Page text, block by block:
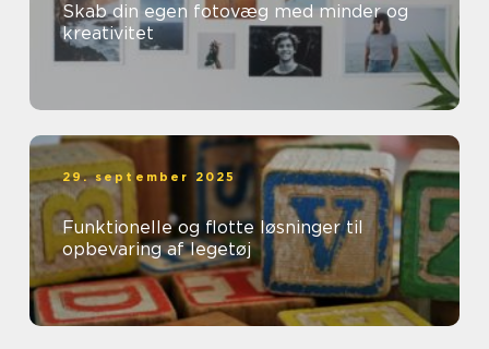
Skab din egen fotovæg med minder og
kreativitet
29. september 2025
Funktionelle og flotte løsninger til
opbevaring af legetøj